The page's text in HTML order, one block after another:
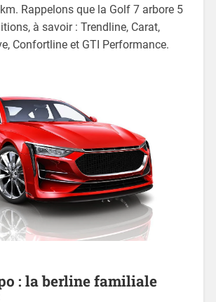
Rappelons que la Golf 7 arbore 5
à savoir : Trendline, Carat,
Confortline et GTI Performance.
: la berline familiale